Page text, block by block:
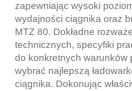
zapewniając wysoki
wydajności ciągnika oraz
MTZ 80. Dokładne
technicznych, specyfiki
do konkretnych warunków
wybrać najlepszą
ciągnika. Dokonując